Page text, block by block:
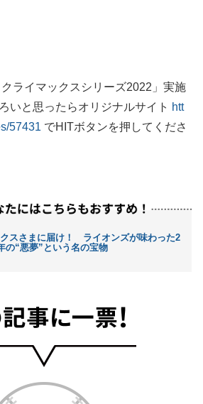
ライマックスシリーズ2022」実施
いと思ったらオリジナルサイト htt
57431 でHITボタンを押してくださ
スさまに届け！ ライオンズが味わった2
の“悪夢”という名の宝物